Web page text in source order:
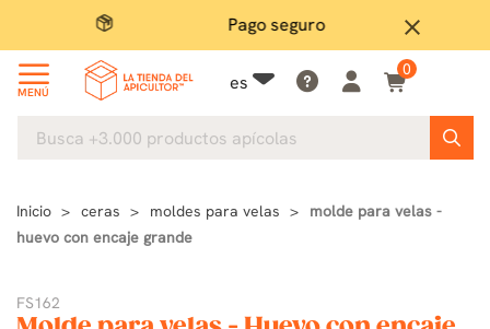
close
Pago seguro
MENÚ es
0
Inicio ceras moldes para velas
molde para velas -
huevo con encaje grande
FS162